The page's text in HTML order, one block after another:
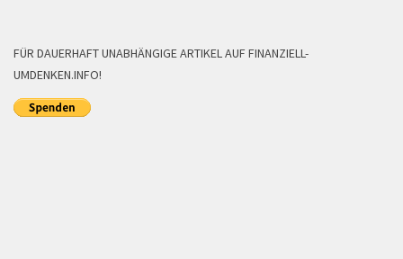
FÜR DAUERHAFT UNABHÄNGIGE ARTIKEL AUF FINANZIELL-
UMDENKEN.INFO!